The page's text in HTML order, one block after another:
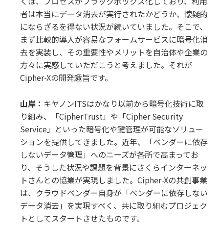
者は本当にデータ消去が実行されたかどうか、懐疑的
にならざるを得ない状況が続いていました。そこで、
まず比較的導入が容易なフォームサービスに暗号化消
去を実装し、その重要性やメリットを自治体や企業の
方々に実感していただこうと考えました。それが
Cipher-Xの開発趣旨です。
山岸： キヤノンITSはかなり以前から暗号化技術に取
り組み、「CipherTrust」や「Cipher Security
Service」といった暗号化や鍵管理が可能なソリュー
ションを提供してきました。近年、「ベンダーに依存
しないデータ管理」へのニーズが各所で高まってお
り、そうした状況や課題を背景にさくらインターネッ
トさんとの協業が実現しました。Cipher-Xの共創事業
は、クラウドベンダー自身が「ベンダーに依存しない
データ消去」を実現すべく、共に取り組むプロジェク
トとしてスタートさせたものです。